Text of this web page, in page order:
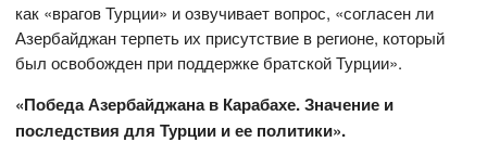
как «врагов Турции» и озвучивает вопрос, «согласен ли
Азербайджан терпеть их присутствие в регионе, который
был освобожден при поддержке братской Турции».
«Победа Азербайджана в Карабахе. Значение и
последствия для Турции и ее политики».